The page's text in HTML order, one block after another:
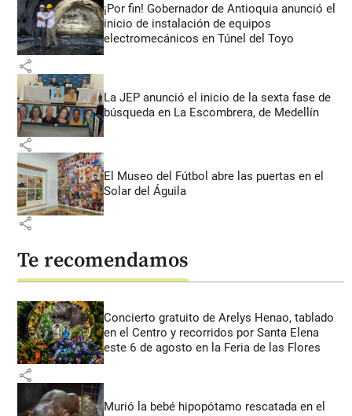
¡Por fin! Gobernador de Antioquia anunció el
inicio de instalación de equipos
electromecánicos en Túnel del Toyo
share
La JEP anunció el inicio de la sexta fase de
búsqueda en La Escombrera, de Medellín
share
El Museo del Fútbol abre las puertas en el
Solar del Águila
share
Te recomendamos
Concierto gratuito de Arelys Henao, tablado
en el Centro y recorridos por Santa Elena
este 6 de agosto en la Feria de las Flores
share
Murió la bebé hipopótamo rescatada en el